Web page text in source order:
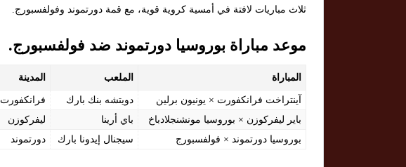
ثلاث مباريات لافتة في أمسية كروية قوية، مع قمة دورتموند وفولفسبورج.
موعد مباراة بوروسيا دورتموند ضد فولفسبورج.
المباراة الملعب المدينة
آينتراخت فرانكفورت × يونيون برلين دويتشه بنك بارك فرانكفورت
باير ليفركوزن × بوروسيا مونشنجلادباخ
باي أرينا ليفركوزن
بوروسيا دورتموند × فولفسبورج
سيجنال إيدونا بارك دورتموند